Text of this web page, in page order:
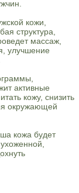
кожи,
структура,
массаж,
улучшение
активные
кожу, снизить
окружающей
кожа будет